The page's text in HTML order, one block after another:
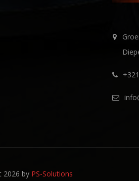
2026 by PS-Solutions